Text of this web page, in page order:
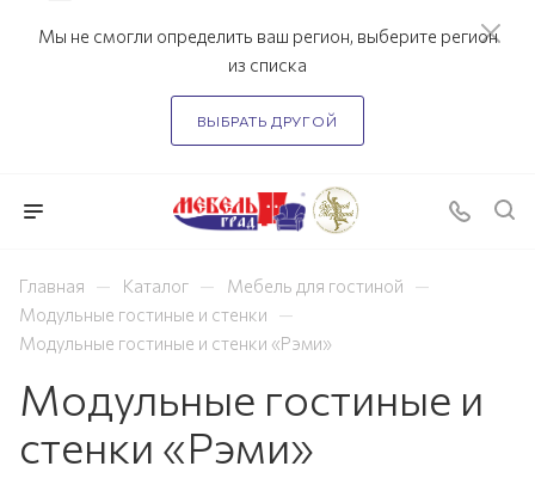
Мы не смогли определить ваш регион, выберите регион
из списка
ВЫБРАТЬ ДРУГОЙ
Главная — Каталог — Мебель для гостиной —
Модульные гостиные и стенки —
Модульные гостиные и стенки «Рэми»
Модульные гостиные и
стенки «Рэми»